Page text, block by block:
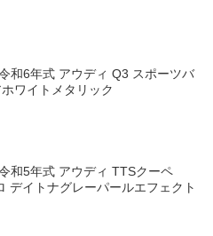
和6年式 アウディ Q3 スポーツバ
ワイトメタリック
和5年式 アウディ TTSクーペ
デイトナグレーパールエフェクト